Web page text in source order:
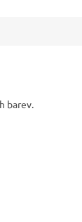
barev.